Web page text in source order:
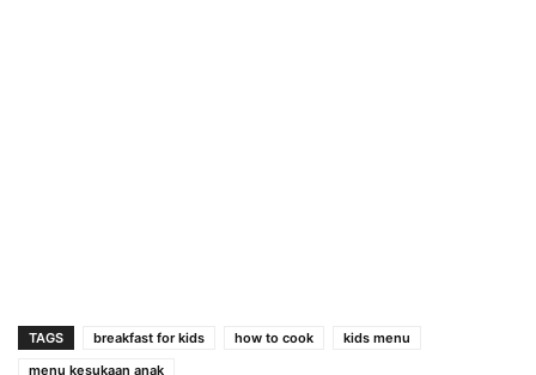
TAGS breakfast for kids how to cook
kids menu
menu kesukaan anak